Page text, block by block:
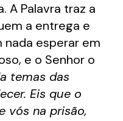
A Palavra traz a
a entrega e
nada esperar em
e o Senhor o
temas das
Eis que o
vós na prisão,